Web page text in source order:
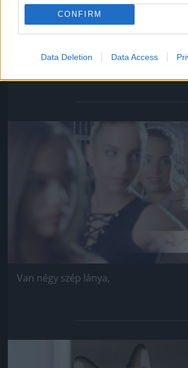
CONFIRM
Data Deletion Data Access
a haja.
Jön még kép!
Van négy szép lánya,